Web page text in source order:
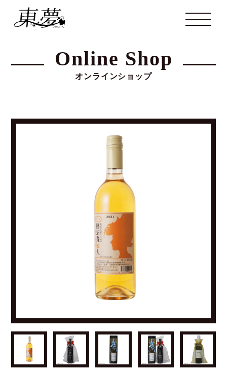
Online Shop
オンラインショップ